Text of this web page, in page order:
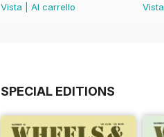
Vista
Al carrello
Vista
SPECIAL EDITIONS